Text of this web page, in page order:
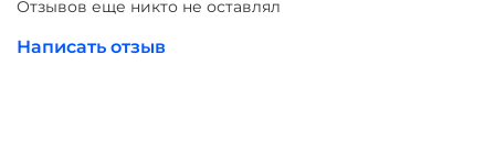
досок.
Все школьные доски соответствуют ГОСТ 20064-86
Отзывов еще никто не оставлял
Написать отзыв